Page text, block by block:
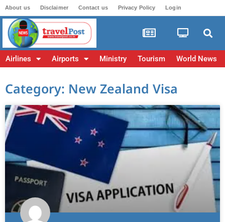
About us Disclaimer Contact us Privacy Policy Login
Airlines Airports Ministry Tourism World News
Category: New Zealand Visa